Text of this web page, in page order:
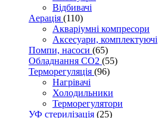
Відбивачі
Аерація (110)
Акваріумні компресори
Аксесуари, комплектуючі
Помпи, насоси (65)
Обладнання CO2 (55)
Терморегуляція (96)
Нагрівачі
Холодильники
Терморегулятори
УФ стерилізація (25)